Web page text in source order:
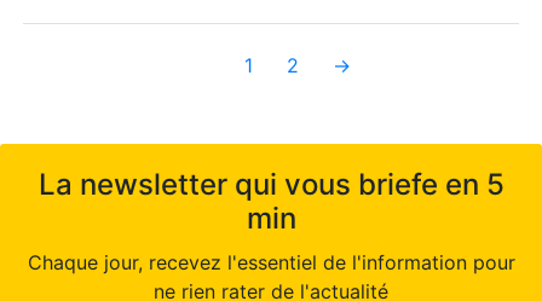
1 2 →
La newsletter qui vous briefe en 5
min
Chaque jour, recevez l'essentiel de l'information pour
ne rien rater de l'actualité